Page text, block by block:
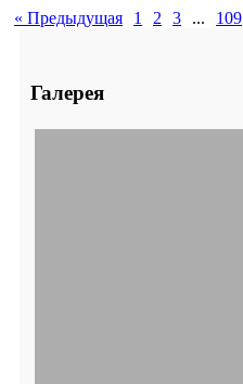
« Предыдущая
1 2 3 ... 109
Галерея